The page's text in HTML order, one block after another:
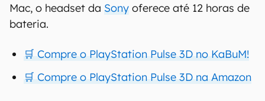
Mac, o headset da Sony oferece até 12 horas de
bateria.
🛒 Compre o PlayStation Pulse 3D no KaBuM!
🛒 Compre o PlayStation Pulse 3D na Amazon